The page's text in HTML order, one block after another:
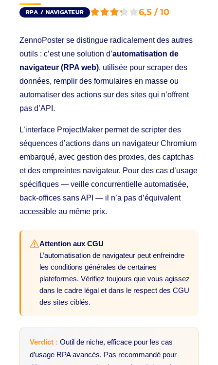
RPA / NAVIGATEUR 6,5 / 10
ZennoPoster se distingue radicalement des autres
outils : c’est une solution d’automatisation de
navigateur (RPA web), utilisée pour scraper des
données, remplir des formulaires en masse ou
automatiser des actions sur des sites qui n’offrent
pas d’API.
L’interface ProjectMaker permet de scripter des
séquences d’actions dans un navigateur Chromium
embarqué, avec gestion des proxies, des captchas
et des empreintes navigateur. Pour des cas d’usage
spécifiques — veille concurrentielle automatisée,
back-offices sans API — il n’a pas d’équivalent
accessible au même prix.
Attention aux CGU
L’automatisation de navigateur peut enfreindre
les conditions générales de certaines
plateformes. Vérifiez toujours que vous agissez
dans le cadre légal et dans le respect des CGU
des sites ciblés.
Verdict : Outil de niche, efficace pour les cas
d’usage RPA avancés. Pas recommandé pour